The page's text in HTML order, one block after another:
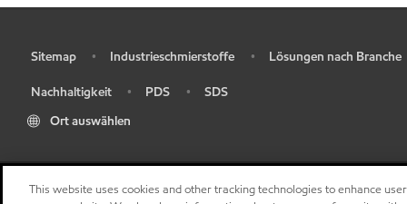
Sitemap • Industrieschmierstoffe • Lösungen nach Branche
Nachhaltigkeit • PDS •
SDS
Ort auswählen
This website uses cookies and other tracking technologies to enhance